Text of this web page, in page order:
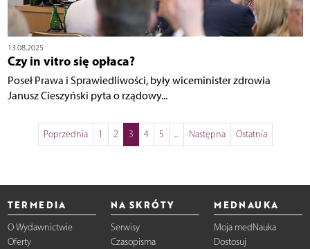
13.08.2025
Czy in vitro się opłaca?
Poseł Prawa i Sprawiedliwości, były wiceminister zdrowia
Janusz Cieszyński pyta o rządowy...
Poprzednia 1 2 3 4 5 ... Następna Ostatnia
TERMEDIA
O Wydawnictwie
Oferty
NA SKRÓTY
Serwisy
Czasopisma
MEDNAUKA
Moja medNauka
Dostosuj